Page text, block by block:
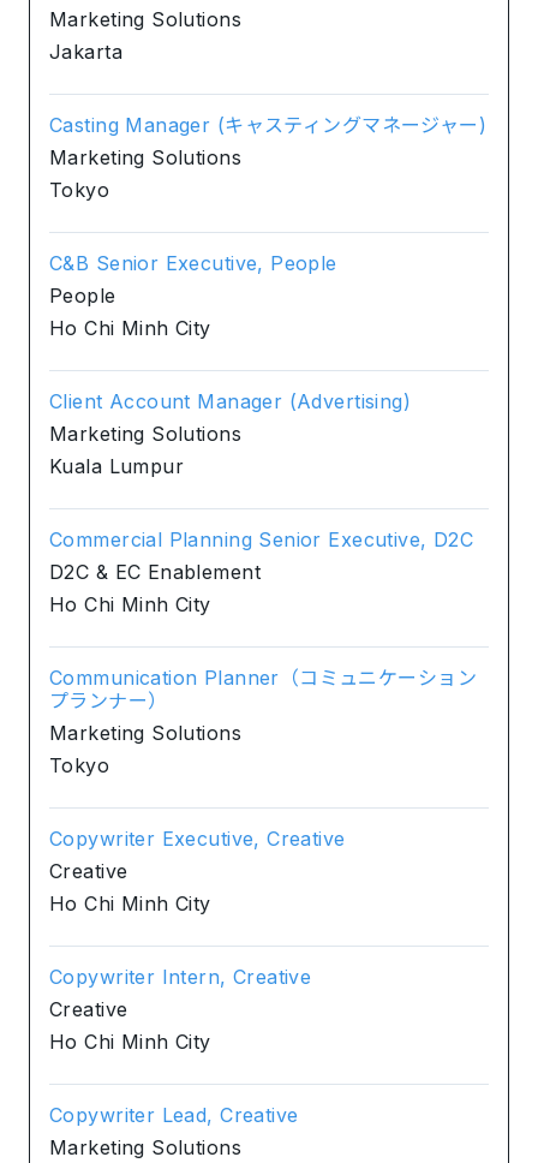
Marketing Solutions
Jakarta
Casting Manager (キャスティングマネージャー)
Marketing Solutions
Tokyo
C&B Senior Executive, People
People
Ho Chi Minh City
Client Account Manager (Advertising)
Marketing Solutions
Kuala Lumpur
Commercial Planning Senior Executive, D2C
D2C & EC Enablement
Ho Chi Minh City
Communication Planner（コミュニケーション
プランナー）
Marketing Solutions
Tokyo
Copywriter Executive, Creative
Creative
Ho Chi Minh City
Copywriter Intern, Creative
Creative
Ho Chi Minh City
Copywriter Lead, Creative
Marketing Solutions